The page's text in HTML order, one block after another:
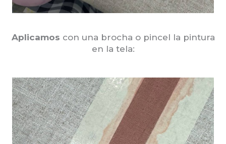
Aplicamos con una brocha o pincel la pintura
en la tela: